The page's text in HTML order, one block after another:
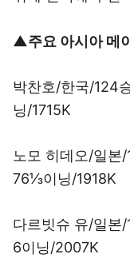
▲주요 아시아 메
박찬호/한국/124
닝/1715K
노모 히데오/일본
76⅓이닝/1918K
다르빗슈 유/일본
6이닝/2007K